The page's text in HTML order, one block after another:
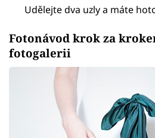
Udělejte dva uzly a máte
Fotonávod krok za
fotogalerii